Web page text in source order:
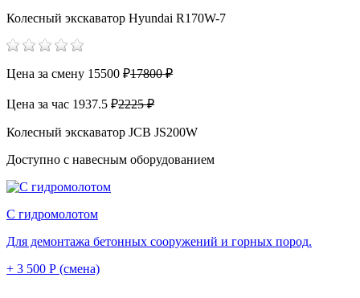
Колесный экскаватор Hyundai R170W-7
Цена за смену 15500 ₽17800 ₽
Цена за час 1937.5 ₽2225 ₽
Колесный экскаватор JCB JS200W
Доступно с навесным оборудованием
С гидромолотом
Для демонтажа бетонных сооружений и горных пород.
+ 3 500 Р (смена)